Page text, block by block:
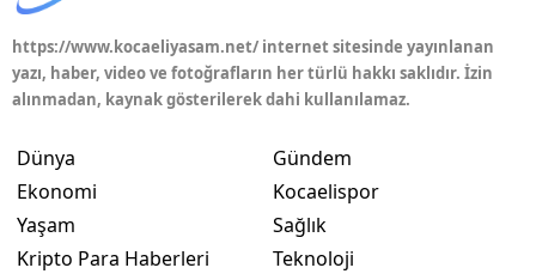
https://www.kocaeliyasam.net/ internet sitesinde yayınlanan
yazı, haber, video ve fotoğrafların her türlü hakkı saklıdır. İzin
alınmadan, kaynak gösterilerek dahi kullanılamaz.
Dünya
Ekonomi
Yaşam
Kripto Para Haberleri
Gündem
Kocaelispor
Sağlık
Teknoloji